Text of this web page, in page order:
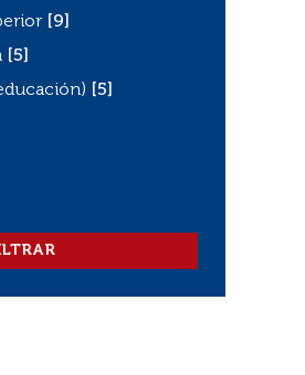
[9]
[5]
[5]